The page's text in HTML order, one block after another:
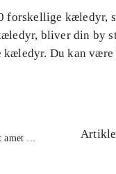
forskellige kæledyr,
bliver din by
kæledyr. Du kan
amet ...